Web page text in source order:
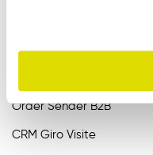
Raccolta Ordini Agenti
Order Sender B2B
CRM Giro Visite